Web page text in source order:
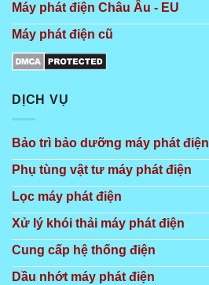
Máy phát điện Châu Âu - EU
Máy phát điện cũ
DỊCH VỤ
Bảo trì bảo dưỡng máy phát điện
Phụ tùng vật tư máy phát điện
Lọc máy phát điện
Xử lý khói thải máy phát điện
Cung cấp hệ thống điện
Dầu nhớt máy phát điện